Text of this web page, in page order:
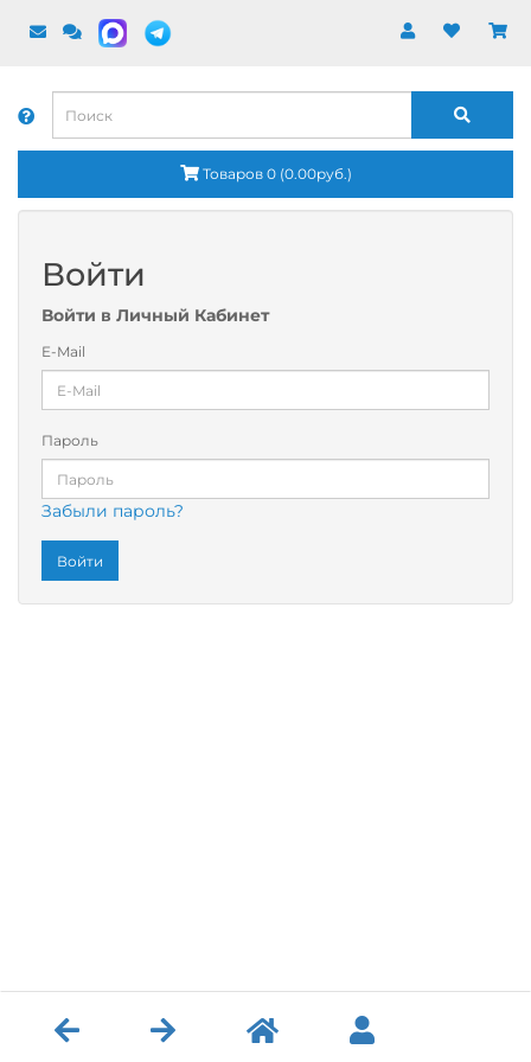
Товаров 0 (0.00руб.)
Войти
Войти в Личный Кабинет
E-Mail
Пароль
Забыли пароль?